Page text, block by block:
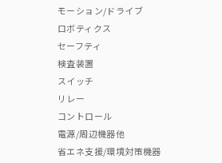
モーション/ドライブ
ロボティクス
セーフティ
検査装置
スイッチ
リレー
コントロール
電源/周辺機器他
省エネ支援/環境対策機器